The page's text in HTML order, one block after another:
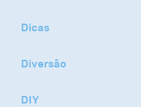
Dicas
Diversão
DIY